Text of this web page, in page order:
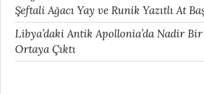
Şeftali Ağacı Yay ve Runik Yazıtlı At
Libya’daki Antik Apollonia’da Nadir
Ortaya Çıktı